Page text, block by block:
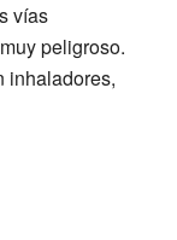
vías
peligroso.
inhaladores,